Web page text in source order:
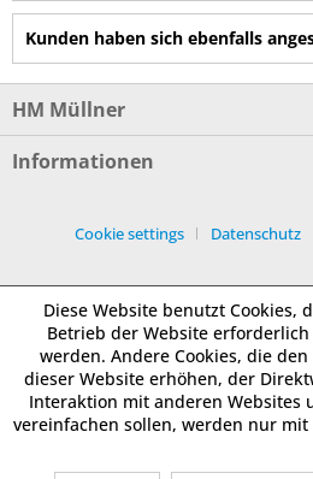
Kunden haben sich ebenfalls
HM Müllner
Informationen
Cookie settings Datenschutz
Diese Website benutzt Cookies,
Betrieb der Website
werden. Andere Cookies, die
dieser Website erhöhen, der
Interaktion mit anderen Websites
vereinfachen sollen, werden nur